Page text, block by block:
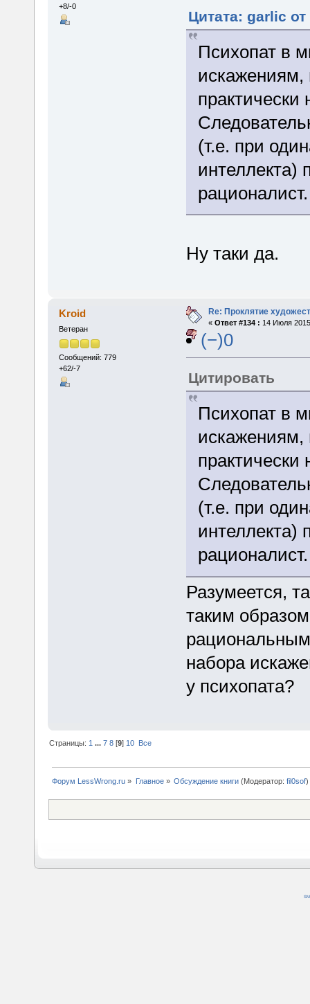
+8/-0
Цитата: garlic
Психопат в
искажениям,
(т.е. при
интеллекта)
Ну таки да.
Kroid
Ветеран
Сообщений: 779
+62/-7
Re: Проклятие
« Ответ #134 : 14 Июля
(−)0
Цитировать
Психопат в
искажениям,
(т.е. при
интеллекта)
Разумеется,
таким
набора
у психопата?
Страницы: 1 ...7 8 [9] 10 Все
Форум LessWrong.ru » Главное» Обсуждение книги(Модератор: fil0sof)